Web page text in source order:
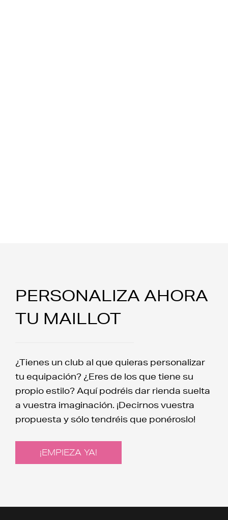
PERSONALIZA AHORA
TU MAILLOT
¿Tienes un club al que quieras personalizar
tu equipación? ¿Eres de los que tiene su
propio estilo? Aquí podréis dar rienda suelta
a vuestra imaginación. ¡Decirnos vuestra
propuesta y sólo tendréis que ponéroslo!
¡EMPIEZA YA!